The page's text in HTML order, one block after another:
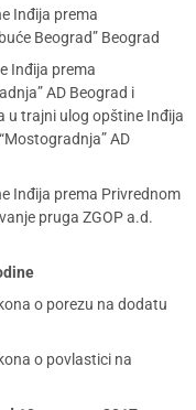
Inđija prema
Beograd” Beograd
Inđija prema
AD Beograd i
u trajni ulog opštine Inđija
AD
Inđija prema Privrednom
pruga ZGOP a.d.
o porezu na dodatu
o povlastici na